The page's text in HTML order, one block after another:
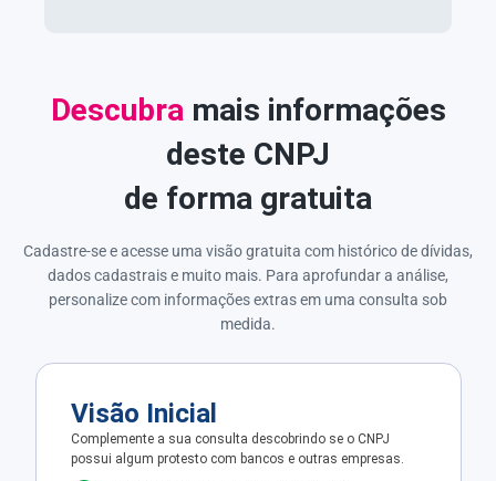
Descubra mais informações
deste CNPJ
de forma gratuita
Cadastre-se e acesse uma visão gratuita com histórico de dívidas,
dados cadastrais e muito mais. Para aprofundar a análise,
personalize com informações extras em uma consulta sob
medida.
Visão Inicial
Complemente a sua consulta descobrindo se o CNPJ
possui algum protesto com bancos e outras empresas.